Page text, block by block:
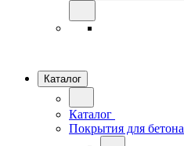
Каталог
Каталог
Покрытия для бетона